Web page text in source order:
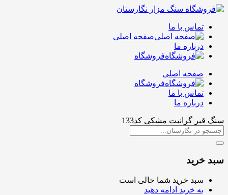
تماس با ما
صفحه اصلی
درباره ما
فروشگاه
صفحه اصلی
فروشگاه
تماس با ما
درباره ما
سنگ قبر گرانیت مشکی کد133
سبد خرید
سبد خرید شما خالی است
به خرید ادامه دهید